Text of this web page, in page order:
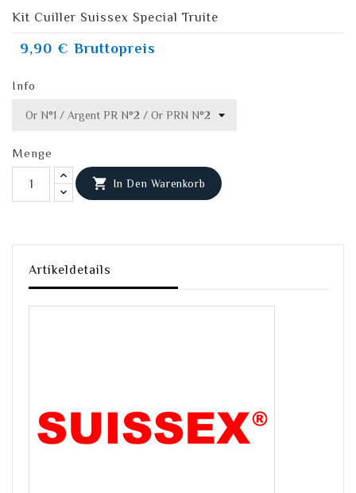
Kit Cuiller Suissex Special Truite
9,90 € Bruttopreis
Info
Menge
 In Den Warenkorb
Artikeldetails